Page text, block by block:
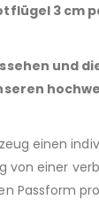
3 cm
und
einen
von einer
Passform